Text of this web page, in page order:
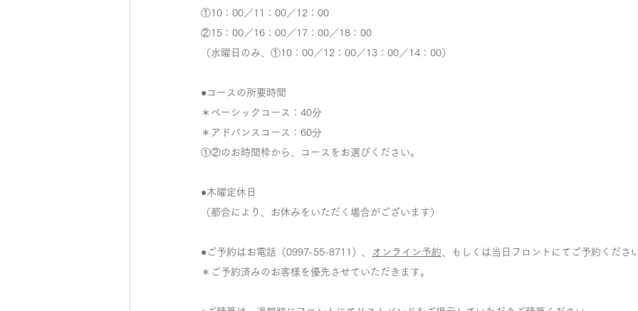
①10：00／11：00／12：00
②15：00／16：00／17：00／18：00
（水曜日のみ、①10：00／12：00／13：00／14：00）
●コースの所要時間
＊ベーシックコース：40分
＊アドバンスコース：60分
①②のお時間枠から、コースをお選びください。
●木曜定休日
（​都合により、お休みをいただく場合がございます）​
●​ご予約はお電話（0997-55-8711）、 オンライン予約 、もしくは当日フロントにてご予約くださ
＊ご予約済みのお客様を優先させていただきます。​​